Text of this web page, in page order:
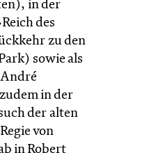
in der
des
zu den
sowie als
in der
der alten
von
in Robert